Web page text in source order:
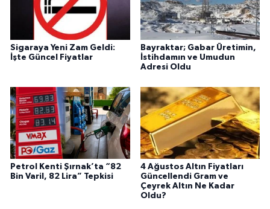
Sigaraya Yeni Zam Geldi:
İşte Güncel Fiyatlar
Bayraktar; Gabar Üretimin,
İstihdamın ve Umudun
Adresi Oldu
Petrol Kenti Şırnak’ta “82
Bin Varil, 82 Lira” Tepkisi
4 Ağustos Altın Fiyatları
Güncellendi Gram ve
Çeyrek Altın Ne Kadar
Oldu?